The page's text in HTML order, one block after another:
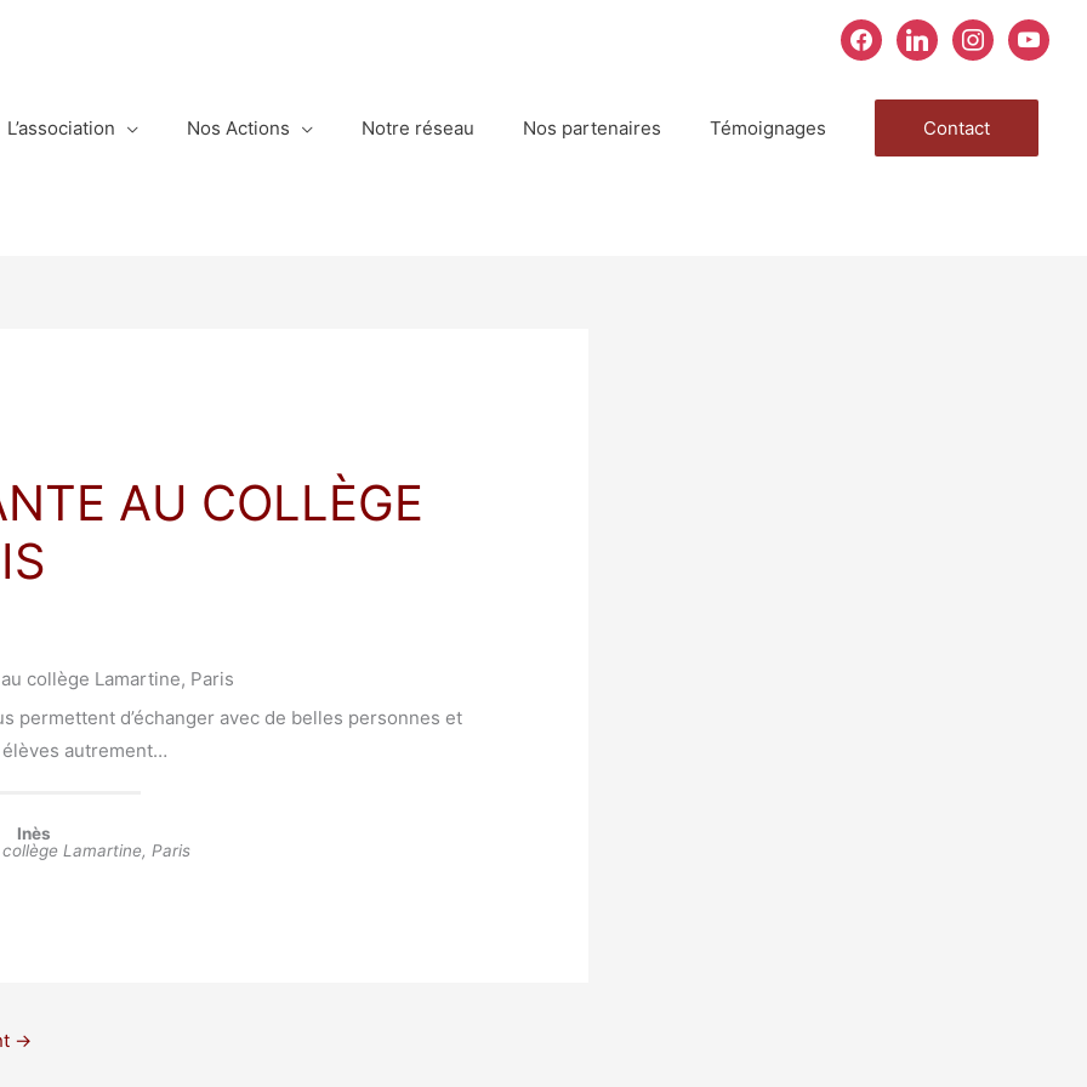
facebooklinkedininstagramyoutube
L’association Nos Actions Notre réseau Nos partenaires Témoignages Contact
AU COLLÈGE
collège Lamartine, Paris
permettent d’échanger avec de belles personnes et
autrement…
Inès
Lamartine, Paris
→